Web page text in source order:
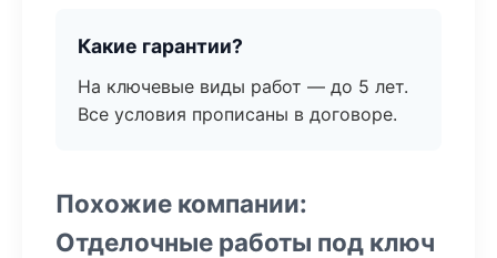
Какие гарантии?
На ключевые виды работ — до 5 лет.
Все условия прописаны в договоре.
Похожие компании:
Отделочные работы под ключ